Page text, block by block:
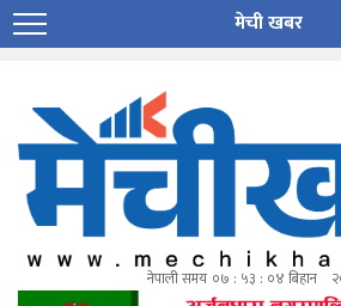
मेची खबर